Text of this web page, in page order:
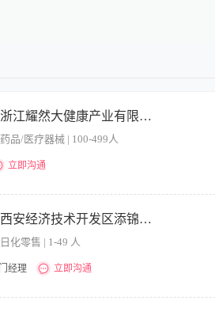
浙江耀然大健康产业有限公司.
药品/医疗器械 | 100-499人
立即沟通
下
西安经济技术开发区添锦化妆品店.
日化零售 | 1-49 人
经理 立即沟通